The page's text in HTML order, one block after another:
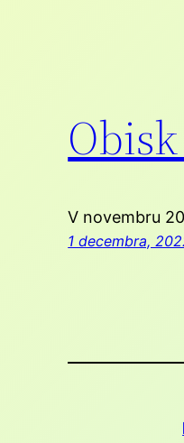
V novembru
1 decembra,